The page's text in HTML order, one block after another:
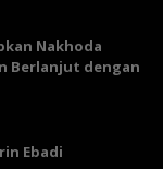
Nakhoda
Berlanjut dengan
Ebadi